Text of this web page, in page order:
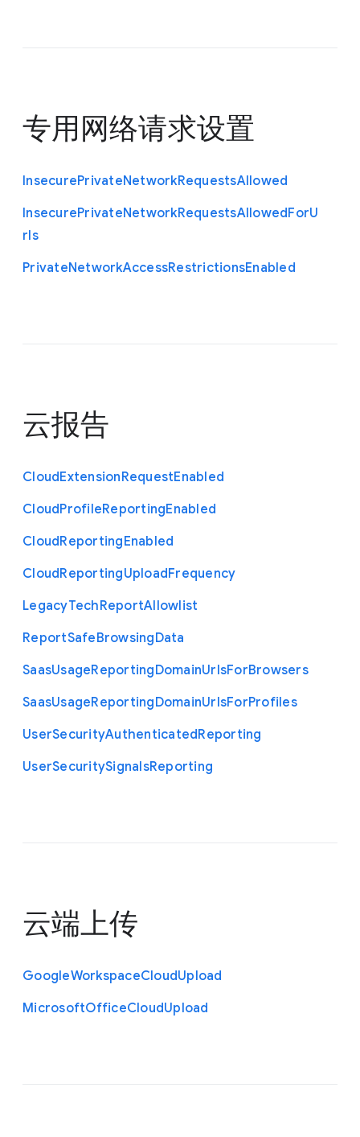
专用网络请求设置
InsecurePrivateNetworkRequestsAllowed
InsecurePrivateNetworkRequestsAllowedForU
rls
PrivateNetworkAccessRestrictionsEnabled
云报告
CloudExtensionRequestEnabled
CloudProfileReportingEnabled
CloudReportingEnabled
CloudReportingUploadFrequency
LegacyTechReportAllowlist
ReportSafeBrowsingData
SaasUsageReportingDomainUrlsForBrowsers
SaasUsageReportingDomainUrlsForProfiles
UserSecurityAuthenticatedReporting
UserSecuritySignalsReporting
云端上传
GoogleWorkspaceCloudUpload
MicrosoftOfficeCloudUpload